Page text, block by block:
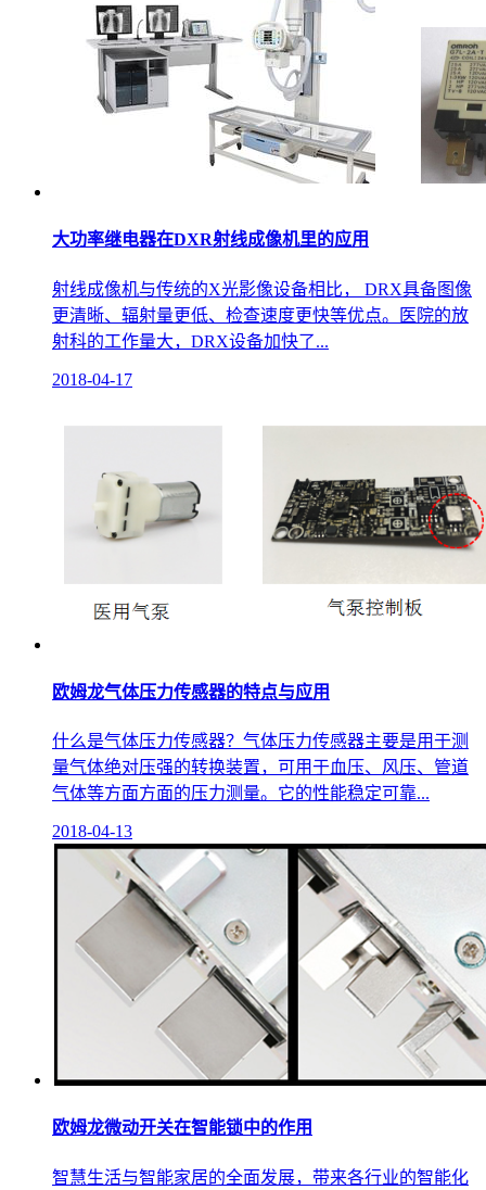
大功率继电器在DXR射线成像机里的应用
射线成像机​与传统的X光影像设备相比， DRX具备图像
更清晰、辐射量更低、检查速度更快等优点。医院的放
射科的工作量大，DRX设备加快了...
2018-04-17
欧姆龙气体压力传感器的特点与应用
什么是气体压力传感器？气体压力传感器主要是用于测
量气体绝对压强的转换装置，可用于血压、风压、管道
气体等方面方面的压力测量。它的性能稳定可靠...
2018-04-13
欧姆龙微动开关在智能锁中的作用
智慧生活与智能家居的全面发展，带来各行业的智能化